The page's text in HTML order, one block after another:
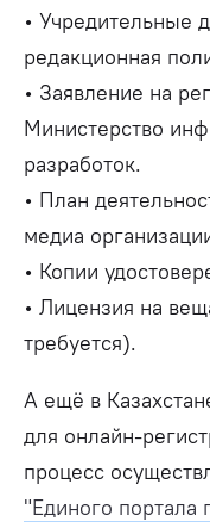
• Учредительные
редакционная
• Заявление на
Министерство
разработок.
• План
медиа
• Копии
• Лицензия на
требуется).
А ещё в
для онлайн-
процесс
"Единого портала